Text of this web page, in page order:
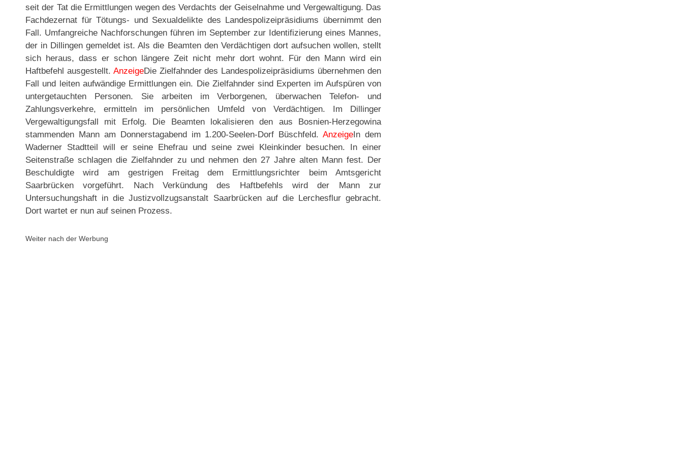
seit der Tat die Ermittlungen wegen des Verdachts der Geiselnahme und Vergewaltigung. Das
Fachdezernat für Tötungs- und Sexualdelikte des Landespolizeipräsidiums übernimmt den
Fall. Umfangreiche Nachforschungen führen im September zur Identifizierung eines Mannes,
der in Dillingen gemeldet ist. Als die Beamten den Verdächtigen dort aufsuchen wollen, stellt
sich heraus, dass er schon längere Zeit nicht mehr dort wohnt. Für den Mann wird ein
Haftbefehl ausgestellt. AnzeigeDie Zielfahnder des Landespolizeipräsidiums übernehmen den
Fall und leiten aufwändige Ermittlungen ein. Die Zielfahnder sind Experten im Aufspüren von
untergetauchten Personen. Sie arbeiten im Verborgenen, überwachen Telefon- und
Zahlungsverkehre, ermitteln im persönlichen Umfeld von Verdächtigen. Im Dillinger
Vergewaltigungsfall mit Erfolg. Die Beamten lokalisieren den aus Bosnien-Herzegowina
stammenden Mann am Donnerstagabend im 1.200-Seelen-Dorf Büschfeld.AnzeigeIn dem
Waderner Stadtteil will er seine Ehefrau und seine zwei Kleinkinder besuchen. In einer
Seitenstraße schlagen die Zielfahnder zu und nehmen den 27 Jahre alten Mann fest. Der
Beschuldigte wird am gestrigen Freitag dem Ermittlungsrichter beim Amtsgericht
Saarbrücken vorgeführt. Nach Verkündung des Haftbefehls wird der Mann zur
Untersuchungshaft in die Justizvollzugsanstalt Saarbrücken auf die Lerchesflur gebracht.
Dort wartet er nun auf seinen Prozess.
Weiter nach der Werbung